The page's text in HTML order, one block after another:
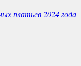
платьев 2024 года